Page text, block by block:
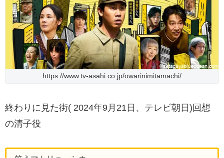
https://www.tv-asahi.co.jp/owarinimitamachi/
終わりに見た街( 2024年9月21日、テレビ朝日)回想
の清子役